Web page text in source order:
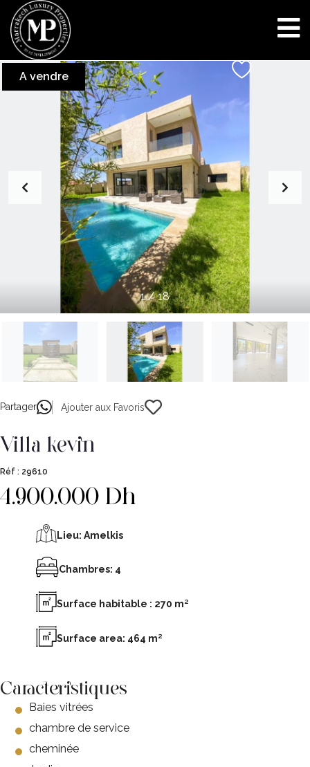
A vendre
1/18
Ajouter aux Favoris
Partager
villa kevin
Réf : 29610
4.900.000 Dh
Lieu: Amelkis
Chambres: 4
Surface habitable : 270 m²
Surface area: 464 m²
Caracteristiques
Baies vitrées
chambre de service
cheminée